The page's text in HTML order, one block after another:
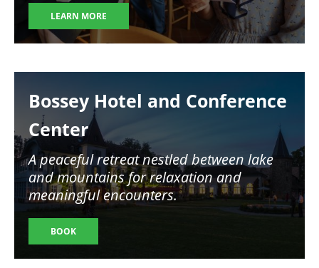
LEARN MORE
Bossey Hotel and Conference
Center
A peaceful retreat nestled between lake
and mountains for relaxation and
meaningful encounters.
BOOK